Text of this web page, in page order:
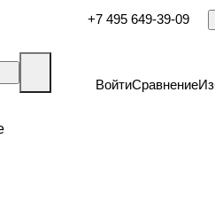
+7 495 649-39-09
ВойтиСравнение